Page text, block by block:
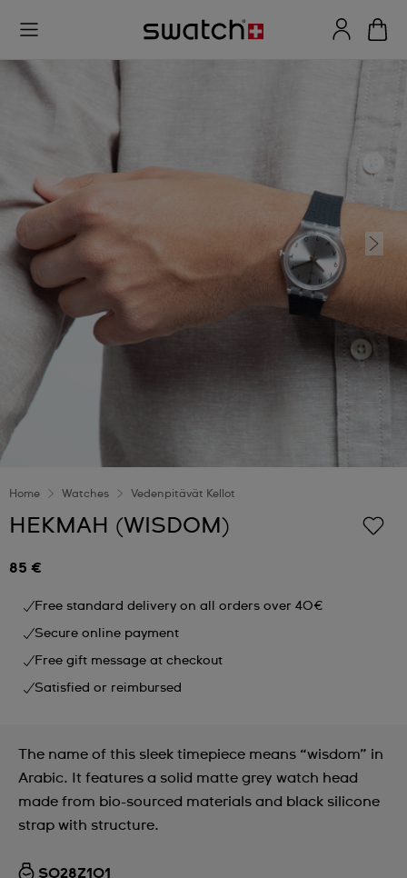
Home Watches Vedenpitävät Kellot
HEKMAH (WISDOM)
85 €
Free standard delivery on all orders over 40€
Secure online payment
Free gift message at checkout
Satisfied or reimbursed
The name of this sleek timepiece means “wisdom” in
Arabic. It features a solid matte grey watch head
made from bio-sourced materials and black silicone
strap with structure.
SO28Z101